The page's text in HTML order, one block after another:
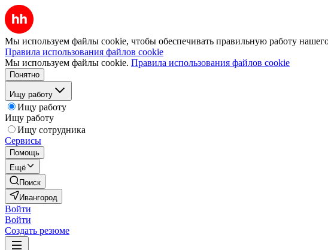
Мы используем файлы cookie, чтобы обеспечивать правильную работу нашего
Правила использования файлов cookie
Мы используем файлы cookie. Правила использования файлов cookie
Понятно
Ищу работу
Ищу работу
Ищу работу
Ищу сотрудника
Сервисы
Помощь
Ещё
Поиск
Ивангород
Войти
Войти
Создать резюме